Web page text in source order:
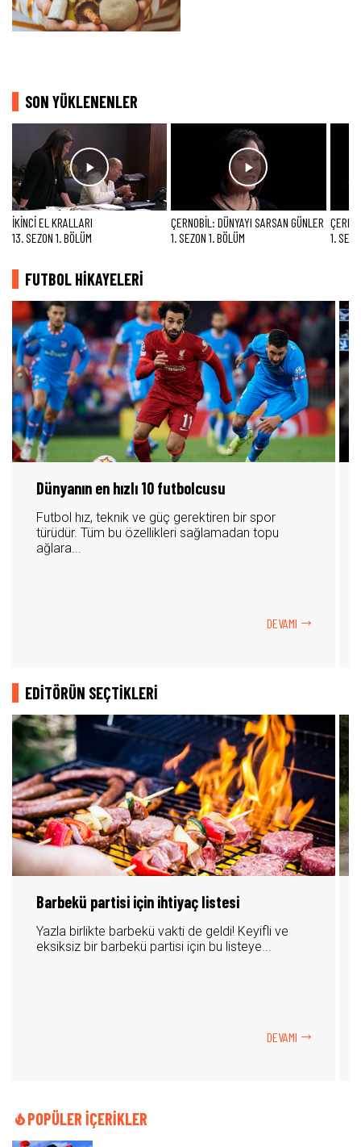
SON YÜKLENENLER
İKİNCİ EL KRALLARI
13. SEZON 1. BÖLÜM
ÇERNOBİL: DÜNYAYI SARSAN GÜNLER
1. SEZON 1. BÖLÜM
1.
FUTBOL HİKAYELERİ
Dünyanın en hızlı 10 futbolcusu
Futbol hız, teknik ve güç gerektiren bir spor
türüdür. Tüm bu özellikleri sağlamadan topu
ağlara...
DEVAMI
EDİTÖRÜN SEÇTİKLERİ
Barbekü partisi için ihtiyaç listesi
Yazla birlikte barbekü vakti de geldi! Keyifli ve
eksiksiz bir barbekü partisi için bu listeye...
DEVAMI
POPÜLER İÇERİKLER